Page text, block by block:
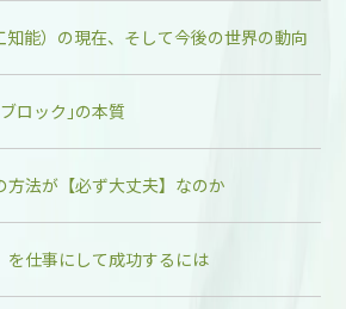
知能）の現在、そして今後の世界の動向
ロック｣の本質
方法が【必ず大丈夫】なのか
を仕事にして成功するには